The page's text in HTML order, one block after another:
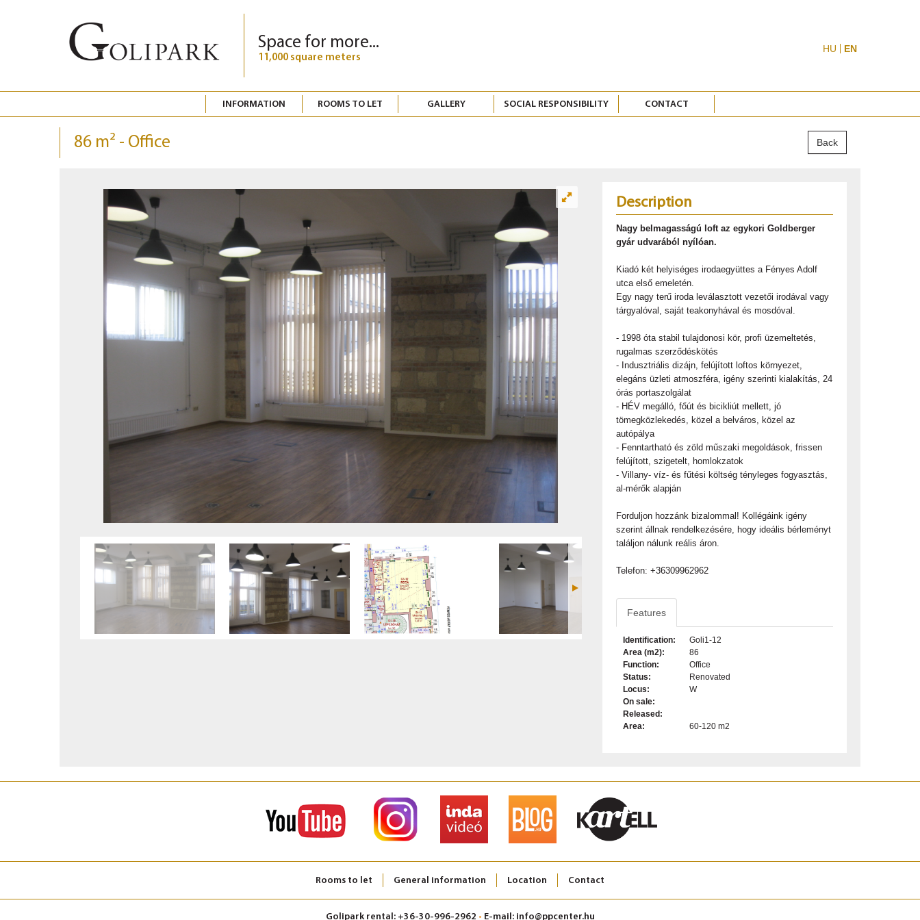
Space for more...
11,000 square meters
HU EN
INFORMATION ROOMS TO LET GALLERY SOCIAL RESPONSIBILITY CONTACT
86 m² - Office Back
Description
Nagy belmagasságú loft az egykori Goldberger
gyár udvarából nyílóan.
Kiadó két helyiséges irodaegyüttes a Fényes Adolf
utca első emeletén.
Egy nagy terű iroda leválasztott vezetői irodával vagy
tárgyalóval, saját teakonyhával és mosdóval.
- 1998 óta stabil tulajdonosi kör, profi üzemeltetés,
rugalmas szerződéskötés
- Indusztriális dizájn, felújított loftos környezet,
elegáns üzleti atmoszféra, igény szerinti kialakítás, 24
órás portaszolgálat
- HÉV megálló, főút és bicikliút mellett, jó
tömegközlekedés, közel a belváros, közel az
autópálya
- Fenntartható és zöld műszaki megoldások, frissen
felújított, szigetelt, homlokzatok
- Villany- víz- és fűtési költség tényleges fogyasztás,
al-mérők alapján
Forduljon hozzánk bizalommal! Kollégáink igény
szerint állnak rendelkezésére, hogy ideális bérleményt
találjon nálunk reális áron.
Telefon: +36309962962
Features
Identification:
Goli1-12
Area (m2):
86
Function:
Office
Status:
Renovated
Locus:
W
On sale:
Released:
Area:
60-120 m2
Rooms to let General information Location Contact
Golipark rental: +36-30-996-2962 • E-mail: info@ppcenter.hu